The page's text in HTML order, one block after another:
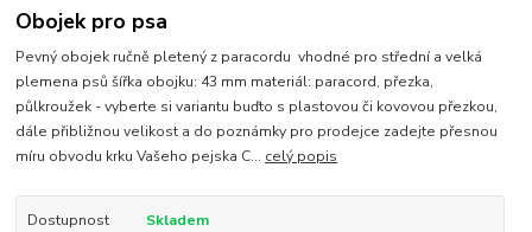
Obojek pro psa
Pevný obojek ručně pletený z paracordu vhodné pro střední a velká
plemena psů šířka obojku: 43 mm materiál: paracord, přezka,
půlkroužek - vyberte si variantu buďto s plastovou či kovovou přezkou,
dále přibližnou velikost a do poznámky pro prodejce zadejte přesnou
míru obvodu krku Vašeho pejska C... celý popis
Dostupnost
Skladem